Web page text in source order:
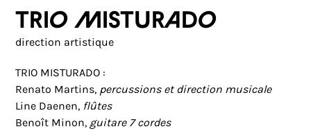
Trio Misturado
direction artistique
TRIO MISTURADO :
Renato Martins, percussions et direction musicale
Line Daenen, flûtes
Benoît Minon, guitare 7 cordes